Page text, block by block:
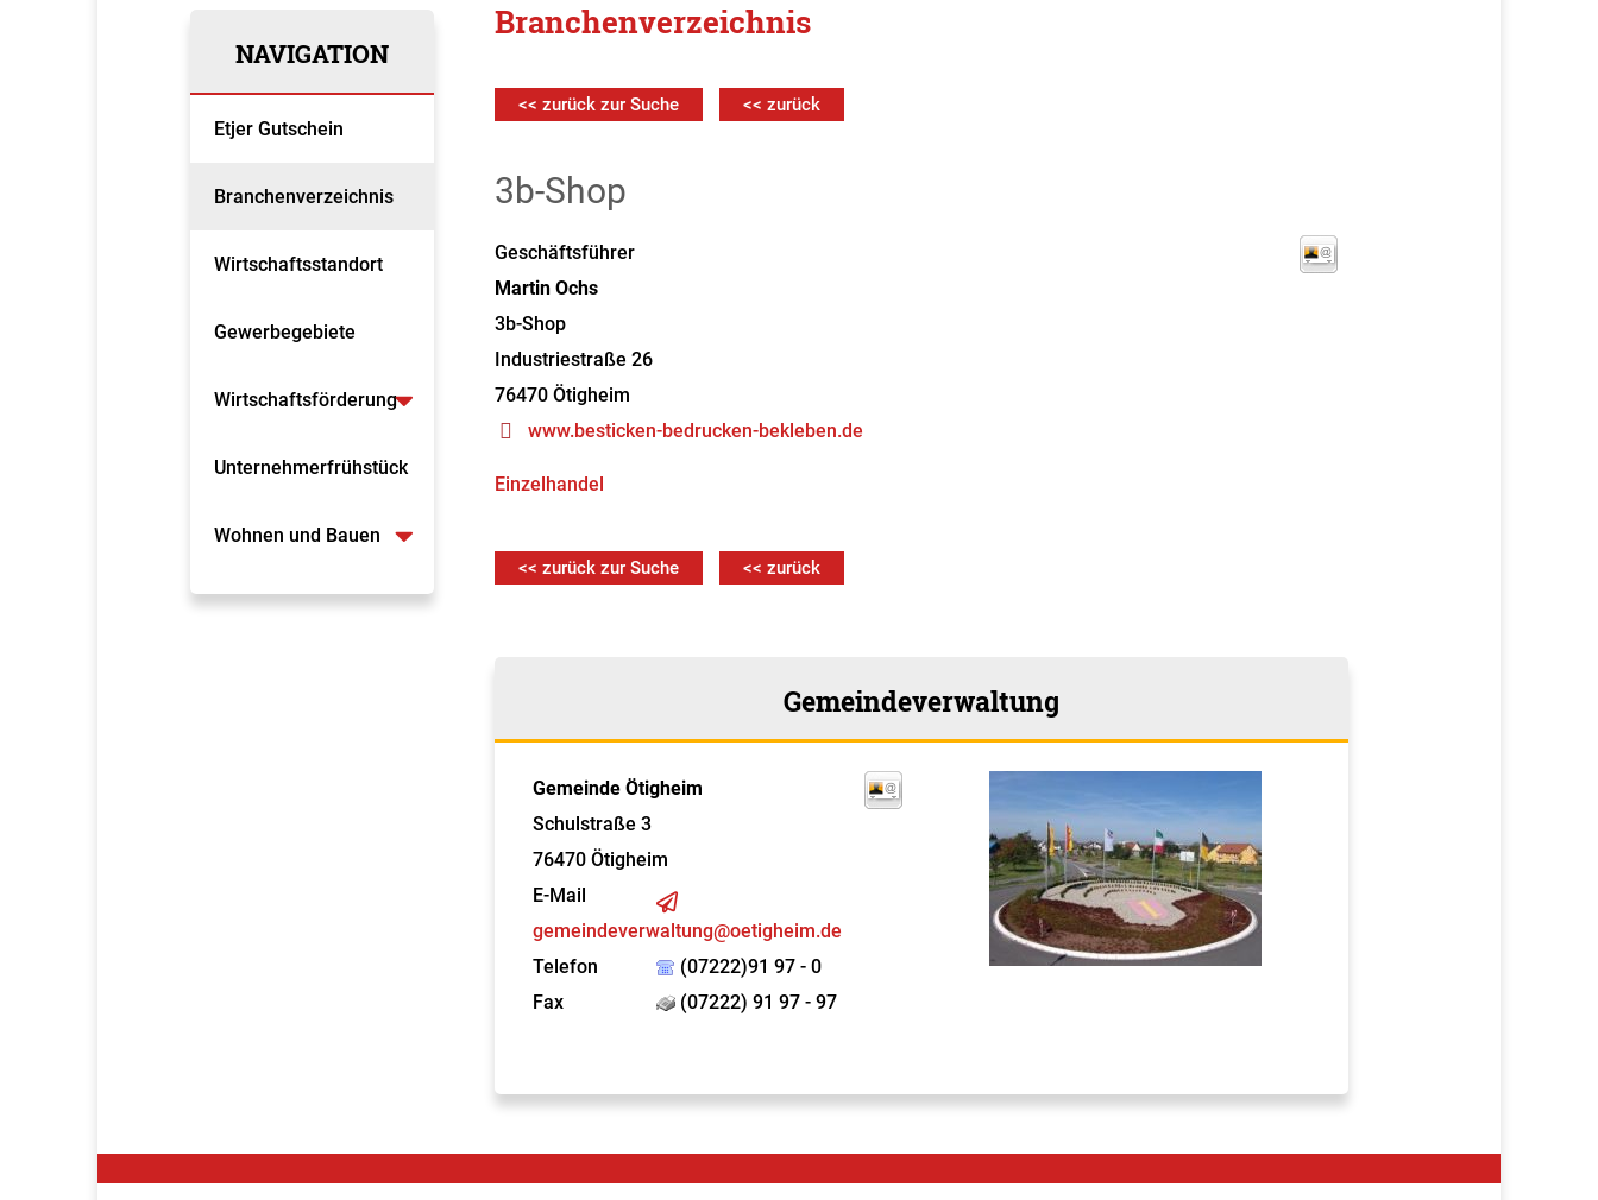
NAVIGATION
Etjer Gutschein
Branchenverzeichnis
Wirtschaftsstandort
Gewerbegebiete
Wirtschaftsförderung
Unternehmerfrühstück
Wohnen und Bauen
Branchenverzeichnis
<< zurück zur Suche << zurück
3b-Shop
Geschäftsführer
Martin Ochs
3b-Shop
Industriestraße 26
76470 Ötigheim
www.besticken-bedrucken-bekleben.de
Einzelhandel
<< zurück zur Suche << zurück
Gemeindeverwaltung
Gemeinde Ötigheim
Schulstraße 3
76470 Ötigheim
E-Mail
gemeindeverwaltung@oetigheim.de
Telefon
(07222)91 97 - 0
Fax
(07222) 91 97 - 97